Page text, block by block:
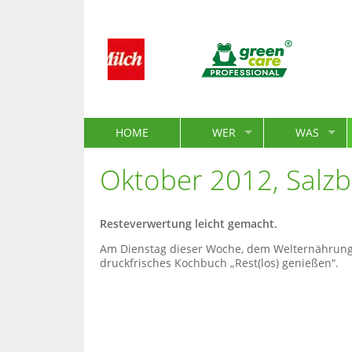
HOME WER WAS
Oktober 2012,
Resteverwertung leicht gemacht.
Am Dienstag dieser Woche, dem
druckfrisches Kochbuch „Rest(los) genießen“.